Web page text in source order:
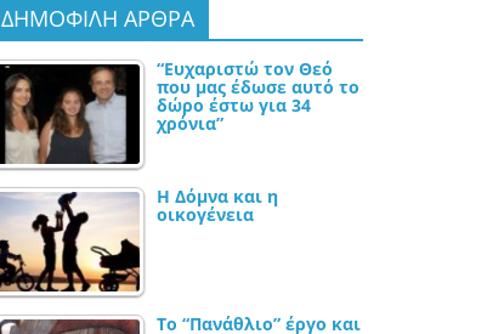
ΔΗΜΟΦΙΛΗ ΑΡΘΡΑ
“Ευχαριστώ τον Θεό
που μας έδωσε αυτό το
δώρο έστω για 34
χρόνια”
Η Δόμνα και η
οικογένεια
Το “Πανάθλιο” έργο και